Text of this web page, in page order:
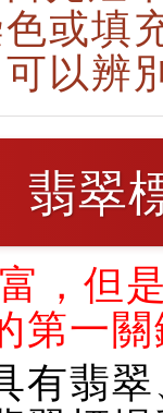
或填
以辨
翡翠
，但
第一
有翡